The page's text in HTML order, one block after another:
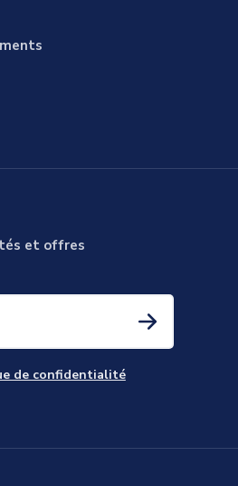
et offres
de confidentialité